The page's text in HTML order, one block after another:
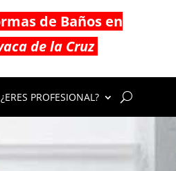
de Baños en
de la Cruz
¿ERES PROFESIONAL?